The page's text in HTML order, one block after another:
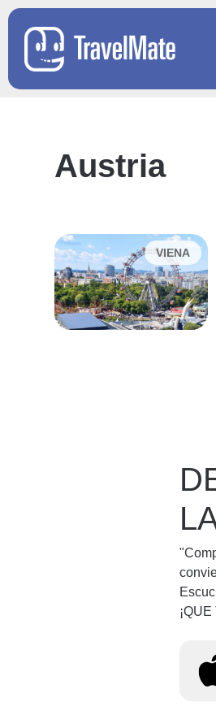
Austria
VIENA